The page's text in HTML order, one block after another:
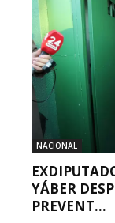
NACIONAL
YÁBER
PREVENT...